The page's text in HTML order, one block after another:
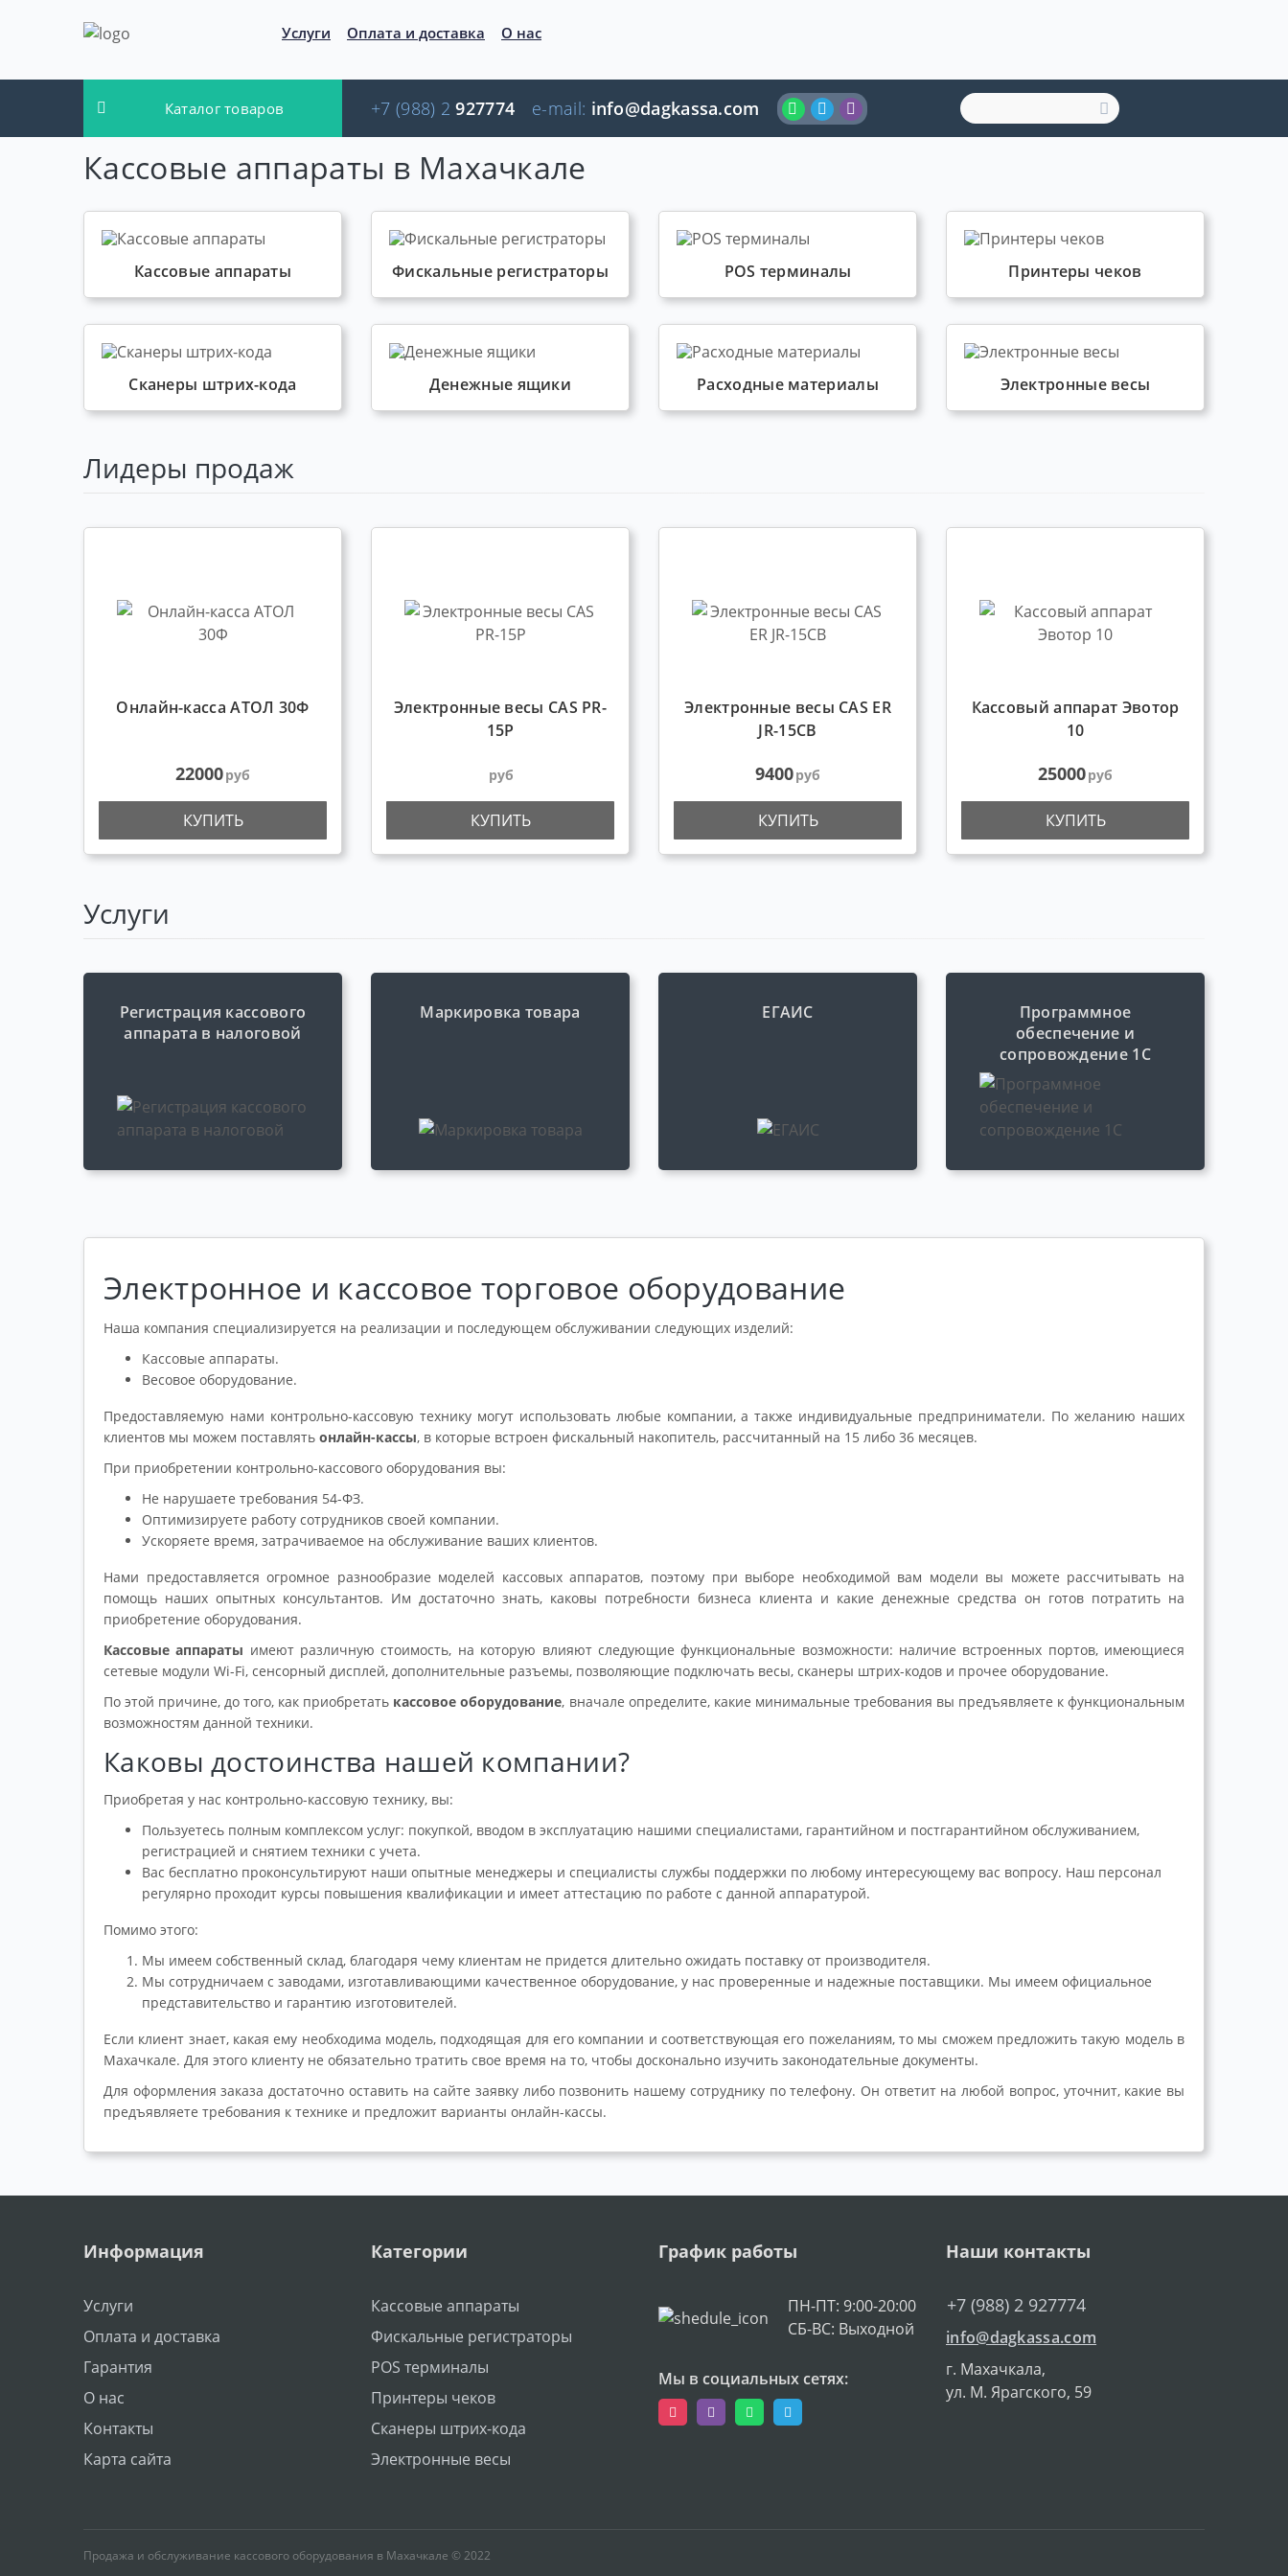
Услуги Оплата и доставка О нас
Каталог товаров +7 (988) 2 927774 e-mail: info@dagkassa.com
Кассовые аппараты в Махачкале
Кассовые аппараты Фискальные регистраторы POS терминалы Принтеры чеков
Сканеры штрих-кода Денежные ящики Расходные материалы Электронные весы
Лидеры продаж
Онлайн-касса АТОЛ 30Ф
22000руб
КУПИТЬ
Электронные весы CAS PR-
15P
руб
КУПИТЬ
Электронные весы CAS ER
JR-15CB
9400руб
КУПИТЬ
Кассовый аппарат Эвотор
10
25000руб
КУПИТЬ
Услуги
Регистрация кассового
аппарата в налоговой
Маркировка товара ЕГАИС
Программное
обеспечение и
сопровождение 1С
Электронное и кассовое торговое оборудование
Наша компания специализируется на реализации и последующем обслуживании следующих изделий:
Кассовые аппараты.
Весовое оборудование.
Предоставляемую нами контрольно-кассовую технику могут использовать любые компании, а также индивидуальные предприниматели. По желанию наших
клиентов мы можем поставлять онлайн-кассы, в которые встроен фискальный накопитель, рассчитанный на 15 либо 36 месяцев.
При приобретении контрольно-кассового оборудования вы:
Не нарушаете требования 54-ФЗ.
Оптимизируете работу сотрудников своей компании.
Ускоряете время, затрачиваемое на обслуживание ваших клиентов.
Нами предоставляется огромное разнообразие моделей кассовых аппаратов, поэтому при выборе необходимой вам модели вы можете рассчитывать на
помощь наших опытных консультантов. Им достаточно знать, каковы потребности бизнеса клиента и какие денежные средства он готов потратить на
приобретение оборудования.
Кассовые аппараты имеют различную стоимость, на которую влияют следующие функциональные возможности: наличие встроенных портов, имеющиеся
сетевые модули Wi-Fi, сенсорный дисплей, дополнительные разъемы, позволяющие подключать весы, сканеры штрих-кодов и прочее оборудование.
По этой причине, до того, как приобретать кассовое оборудование, вначале определите, какие минимальные требования вы предъявляете к функциональным
возможностям данной техники.
Каковы достоинства нашей компании?
Приобретая у нас контрольно-кассовую технику, вы:
Пользуетесь полным комплексом услуг: покупкой, вводом в эксплуатацию нашими специалистами, гарантийном и постгарантийном обслуживанием,
регистрацией и снятием техники с учета.
Вас бесплатно проконсультируют наши опытные менеджеры и специалисты службы поддержки по любому интересующему вас вопросу. Наш персонал
регулярно проходит курсы повышения квалификации и имеет аттестацию по работе с данной аппаратурой.
Помимо этого:
Мы имеем собственный склад, благодаря чему клиентам не придется длительно ожидать поставку от производителя.
Мы сотрудничаем с заводами, изготавливающими качественное оборудование, у нас проверенные и надежные поставщики. Мы имеем официальное
представительство и гарантию изготовителей.
Если клиент знает, какая ему необходима модель, подходящая для его компании и соответствующая его пожеланиям, то мы сможем предложить такую модель в
Махачкале. Для этого клиенту не обязательно тратить свое время на то, чтобы досконально изучить законодательные документы.
Для оформления заказа достаточно оставить на сайте заявку либо позвонить нашему сотруднику по телефону. Он ответит на любой вопрос, уточнит, какие вы
предъявляете требования к технике и предложит варианты онлайн-кассы.
Информация
Услуги
Оплата и доставка
Гарантия
О нас
Контакты
Карта сайта
Категории
Кассовые аппараты
Фискальные регистраторы
POS терминалы
Принтеры чеков
Сканеры штрих-кода
Электронные весы
График работы
ПН-ПТ: 9:00-20:00
СБ-ВС: Выходной
Мы в социальных сетях:
Наши контакты
+7 (988) 2 927774
info@dagkassa.com
г. Махачкала,
ул. М. Ярагского, 59
Продажа и обслуживание кассового оборудования в Махачкале © 2022